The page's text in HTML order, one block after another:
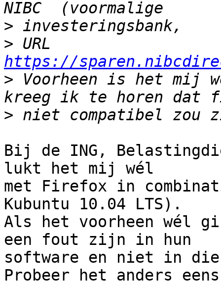
>
>
https://
> Voorheen is het mij
>
Bij de ING,
lukt het mij wél
met Firefox in
Kubuntu 10.04 LTS).
Als het voorheen wél
een fout zijn in hun
software en niet in
Probeer het anders